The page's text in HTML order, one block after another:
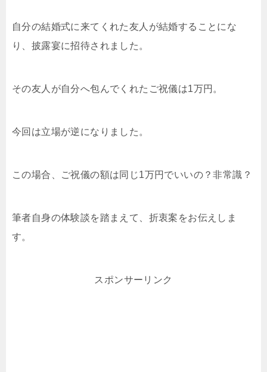
自分の結婚式に来てくれた友人が結婚することにな
り、披露宴に招待されました。
その友人が自分へ包んでくれたご祝儀は1万円。
今回は立場が逆になりました。
この場合、ご祝儀の額は同じ1万円でいいの？非常識？
筆者自身の体験談を踏まえて、折衷案をお伝えしま
す。
スポンサーリンク